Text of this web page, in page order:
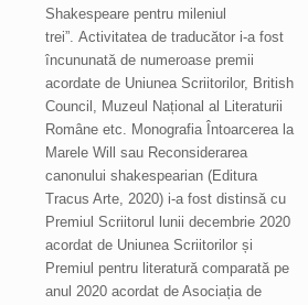
Shakespeare pentru mileniul
trei”. Activitatea de traducător i-a fost
încununată de numeroase premii
acordate de Uniunea Scriitorilor, British
Council, Muzeul Național al Literaturii
Române etc. Monografia Întoarcerea la
Marele Will sau Reconsiderarea
canonului shakespearian (Editura
Tracus Arte, 2020) i-a fost distinsă cu
Premiul Scriitorul lunii decembrie 2020
acordat de Uniunea Scriitorilor și
Premiul pentru literatură comparată pe
anul 2020 acordat de Asociația de